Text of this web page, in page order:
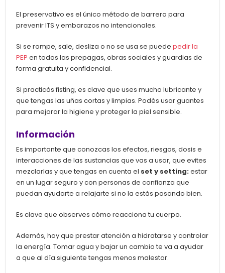
El preservativo es el único método de barrera para
prevenir ITS y embarazos no intencionales.
Si se rompe, sale, desliza o no se usa se puede pedir la
PEP en todas las prepagas, obras sociales y guardias de
forma gratuita y confidencial.
Si practicás fisting, es clave que uses mucho lubricante y
que tengas las uñas cortas y limpias. Podés usar guantes
para mejorar la higiene y proteger la piel sensible.
Información
Es importante que conozcas los efectos, riesgos, dosis e
interacciones de las sustancias que vas a usar, que evites
mezclarlas y que tengas en cuenta el set y setting:estar
en un lugar seguro y con personas de confianza que
puedan ayudarte a relajarte si no la estás pasando bien.
Es clave que observes cómo reacciona tu cuerpo.
Además, hay que prestar atención a hidratarse y controlar
la energía. Tomar agua y bajar un cambio te va a ayudar
a que al día siguiente tengas menos malestar.